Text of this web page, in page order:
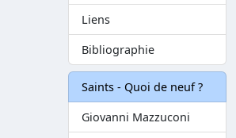
Liens
Bibliographie
Saints - Quoi de neuf ?
Giovanni Mazzuconi